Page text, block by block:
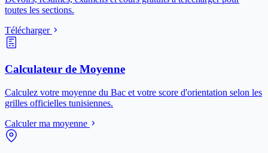
toutes les sections.
Télécharger
Calculateur de Moyenne
Calculez votre moyenne du Bac et votre score d'orientation selon les
grilles officielles tunisiennes.
Calculer ma moyenne